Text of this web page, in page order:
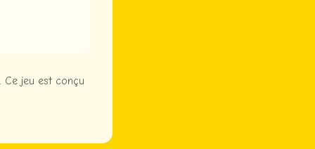
Ce jeu est conçu